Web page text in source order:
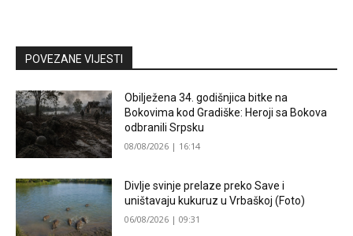
POVEZANE VIJESTI
Obilježena 34. godišnjica bitke na
Bokovima kod Gradiške: Heroji sa Bokova
odbranili Srpsku
08/08/2026 | 16:14
Divlje svinje prelaze preko Save i
uništavaju kukuruz u Vrbaškoj (Foto)
06/08/2026 | 09:31